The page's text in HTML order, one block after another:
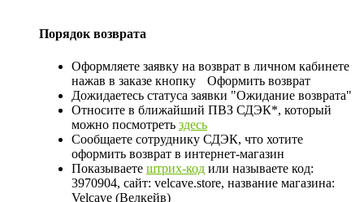
Порядок возврата
Оформляете заявку на возврат в личном кабинете
нажав в заказе кнопку
Оформить возврат
Дожидаетесь статуса заявки "Ожидание возврата"
Относите в ближайший ПВЗ СДЭК*, который
можно посмотреть здесь
Сообщаете сотруднику СДЭК, что хотите
оформить возврат в интернет-магазин
Показываете штрих-код или называете код:
3970904, сайт: velcave.store, название магазина:
Velcave (Велкейв)